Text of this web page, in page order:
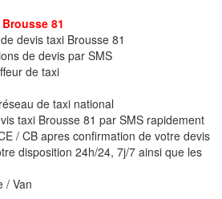
81
devis taxi Brousse 81
de devis par SMS
de taxi
de taxi national
taxi Brousse 81 par SMS rapidement
/ CB apres confirmation de votre devis
disposition 24h/24, 7j/7 ainsi que les
/ Van